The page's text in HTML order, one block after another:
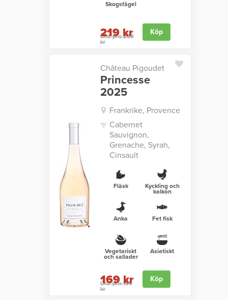
Skogsfågel
Ord. pris 269
kr
219 kr Köp
Château Pigoudet
Princesse
2025
Frankrike, Provence
Cabernet
Sauvignon,
Grenache, Syrah,
Cinsault
Fläsk Kyckling och
kalkon
Anka Fet fisk
Vegetariskt
och sallader
Asiatiskt
Ord. pris 199
kr
169 kr Köp